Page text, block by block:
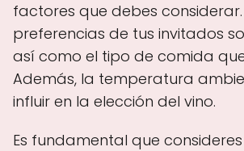
factores que debes considerar.
preferencias de tus invitados
así como el tipo de comida
Además, la temperatura
influir en la elección del vino.
Es fundamental que